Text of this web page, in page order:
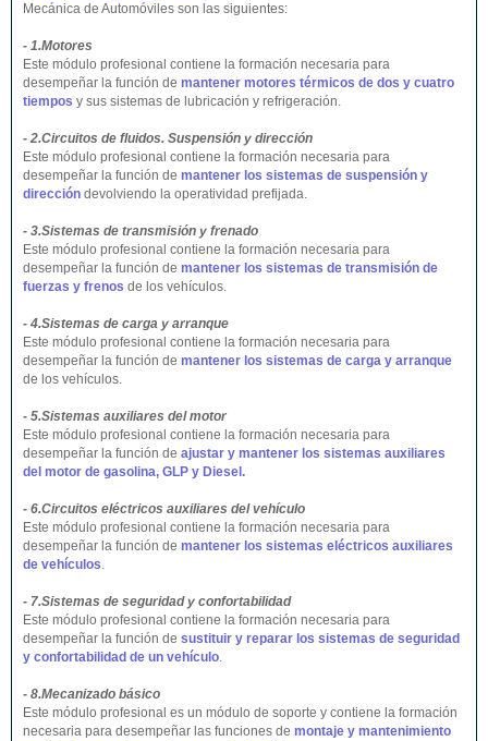
Mecánica de Automóviles son las siguientes:
- 1.Motores
Este módulo profesional contiene la formación necesaria para
desempeñar la función de mantener motores térmicos de dos y cuatro
tiempos y sus sistemas de lubricación y refrigeración.
- 2.Circuitos de fluidos. Suspensión y dirección
Este módulo profesional contiene la formación necesaria para
desempeñar la función de mantener los sistemas de suspensión y
dirección devolviendo la operatividad prefijada.
- 3.Sistemas de transmisión y frenado
Este módulo profesional contiene la formación necesaria para
desempeñar la función de mantener los sistemas de transmisión de
fuerzas y frenos de los vehículos.
- 4.Sistemas de carga y arranque
Este módulo profesional contiene la formación necesaria para
desempeñar la función de mantener los sistemas de carga y arranque
de los vehículos.
- 5.Sistemas auxiliares del motor
Este módulo profesional contiene la formación necesaria para
desempeñar la función de ajustar y mantener los sistemas auxiliares
del motor de gasolina, GLP y Diesel.
- 6.Circuitos eléctricos auxiliares del vehículo
Este módulo profesional contiene la formación necesaria para
desempeñar la función de mantener los sistemas eléctricos auxiliares
de vehículos.
- 7.Sistemas de seguridad y confortabilidad
Este módulo profesional contiene la formación necesaria para
desempeñar la función de sustituir y reparar los sistemas de seguridad
y confortabilidad de un vehículo.
- 8.Mecanizado básico
Este módulo profesional es un módulo de soporte y contiene la formación
necesaria para desempeñar las funciones de montaje y mantenimiento